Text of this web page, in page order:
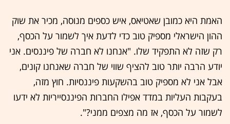
האמת היא כמובן שאטיאס, איש כספים מנוסה, מכיר את שוק
ההון הישראלי מספיק טוב כדי לדעת איך לשמור על הכסף,
רק שזה לא התפקיד שלו. "אנחנו לא חברה של פיננסים. אני
יודע הרבה יותר טוב להציף שווי של חברה שאנחנו קונים,
אבל אני לא מספיק טוב בהשקעות פיננסיות. חוץ מזה,
בעקבות העליות במדד אפילו החברות הפיננסייריות לא ידעו
לשמור על הכסף, אז מה מצפים ממני?".